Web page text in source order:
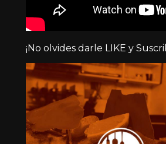
¡No olvides darle LIKE y